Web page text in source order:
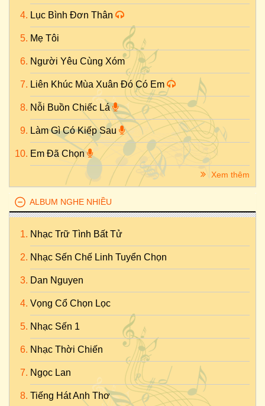
Lục Bình Đơn Thân
Mẹ Tôi
Người Yêu Cùng Xóm
Liên Khúc Mùa Xuân Đó Có Em
Nỗi Buồn Chiếc Lá
Làm Gì Có Kiếp Sau
Em Đã Chọn
Xem thêm
ALBUM NGHE NHIỀU
Nhạc Trữ Tình Bất Tử
Nhạc Sến Chế Linh Tuyển Chọn
Dan Nguyen
Vọng Cổ Chọn Lọc
Nhạc Sến 1
Nhạc Thời Chiến
Ngọc Lan
Tiếng Hát Anh Thơ